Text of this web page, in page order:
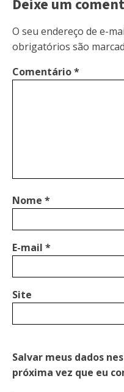
Deixe um
O seu endereço de e-
obrigatórios são
Comentário*
Nome *
E-mail *
Site
Salvar meus dados
próxima vez que eu